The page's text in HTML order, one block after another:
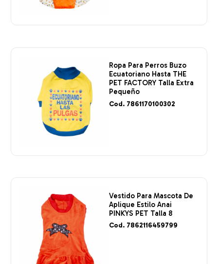
Ropa Para Perros Buzo
Ecuatoriano Hasta THE
PET FACTORY Talla Extra
Pequeño
Cod. 7861170100302
Vestido Para Mascota De
Aplique Estilo Anai
PINKYS PET Talla 8
Cod. 7862116459799